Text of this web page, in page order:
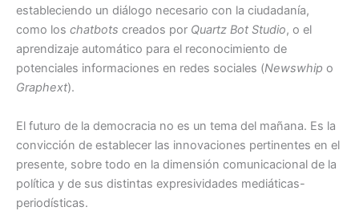
estableciendo un diálogo necesario con la ciudadanía,
como los chatbots creados por Quartz Bot Studio, o el
aprendizaje automático para el reconocimiento de
potenciales informaciones en redes sociales (Newswhip o
Graphext).
El futuro de la democracia no es un tema del mañana. Es la
convicción de establecer las innovaciones pertinentes en el
presente, sobre todo en la dimensión comunicacional de la
política y de sus distintas expresividades mediáticas-
periodísticas.